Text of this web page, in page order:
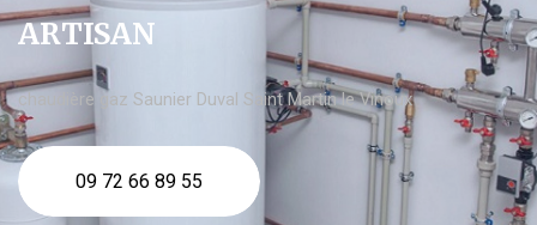
ARTISAN
chaudière gaz Saunier Duval Saint Martin le Vinoux
09 72 66 89 55